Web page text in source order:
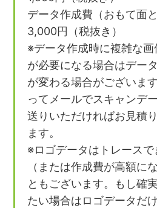
データ作成費（おもて面と
3,000円（税抜き）
※データ作成時に複雑な画
が必要になる場合はデー
が変わる場合がございま
ってメールでスキャンデ
送りいただければお見積
ます。
※ロゴデータはトレースで
（または作成費が高額に
ともございます。もし確
たい場合はロゴデータだ